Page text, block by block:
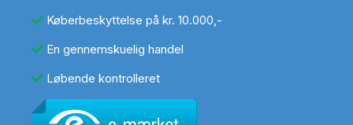
Køberbeskyttelse på kr. 10.000,-
En gennemskuelig handel
Løbende kontrolleret